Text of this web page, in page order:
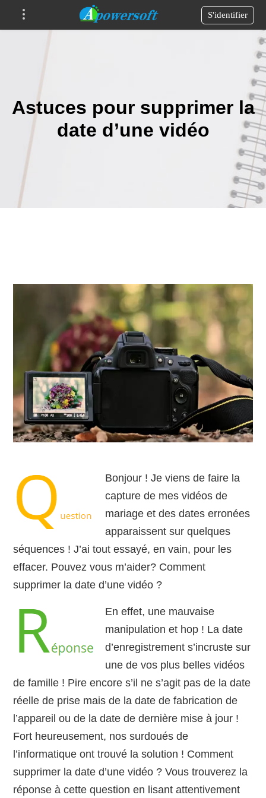
S'identifier
Astuces pour supprimer la
date d’une vidéo
Bonjour ! Je viens de faire la
capture de mes vidéos de
mariage et des dates erronées
apparaissent sur quelques
séquences ! J’ai tout essayé, en vain, pour les
effacer. Pouvez vous m’aider? Comment
supprimer la date d’une vidéo ?
En effet, une mauvaise
manipulation et hop ! La date
d’enregistrement s’incruste sur
une de vos plus belles vidéos
de famille ! Pire encore s’il ne s’agit pas de la date
réelle de prise mais de la date de fabrication de
l’appareil ou de la date de dernière mise à jour !
Fort heureusement, nos surdoués de
l’informatique ont trouvé la solution ! Comment
supprimer la date d’une vidéo ? Vous trouverez la
réponse à cette question en lisant attentivement